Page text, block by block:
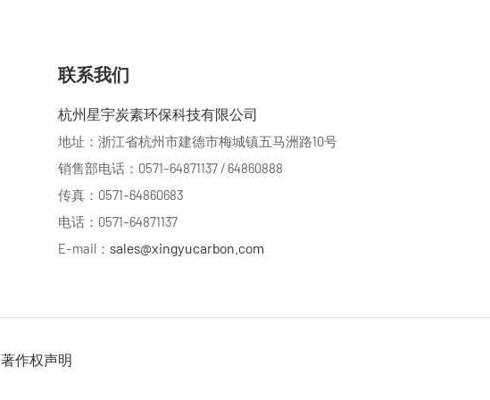
联系我们
杭州星宇炭素环保科技有限公司
地址：浙江省杭州市建德市梅城镇五马洲路10号
销售部电话：0571-64871137 / 64860888
传真：0571-64860683
电话：0571-64871137
E-mail： sales@xingyucarbon.com
著作权声明